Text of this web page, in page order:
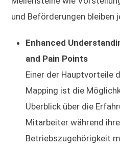
und Beförderungen bleiben
Enhanced
and Pain Points
Einer der Hauptvorteile
Mapping ist die
Überblick über die
Mitarbeiter während
Betriebszugehörigkeit